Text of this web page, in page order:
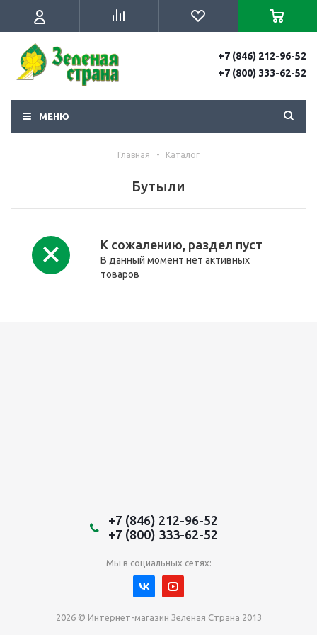
+7 (846) 212-96-52
+7 (800) 333-62-52
МЕНЮ
Главная - Каталог
Бутыли
К сожалению, раздел пуст
В данный момент нет активных
товаров
+7 (846) 212-96-52
+7 (800) 333-62-52
Мы в социальных сетях:
2026 © Интернет-магазин Зеленая Страна 2013